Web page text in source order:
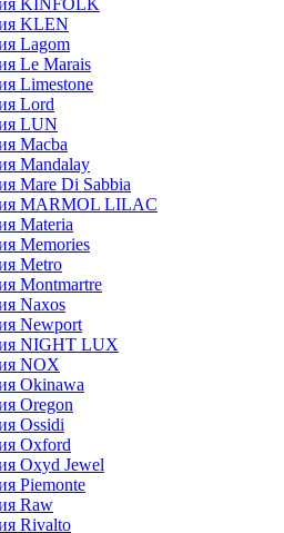
KINFOLK
KLEN
Lagom
Le Marais
Limestone
Lord
LUN
Macba
Mandalay
Mare Di Sabbia
MARMOL LILAC
Materia
Memories
Metro
Montmartre
Naxos
Newport
NIGHT LUX
NOX
Okinawa
Oregon
Ossidi
Oxford
Oxyd Jewel
Piemonte
Raw
Rivalto